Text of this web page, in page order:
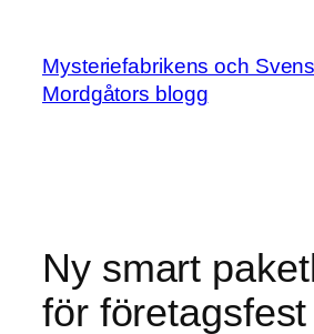
innehåll
Mysteriefabrikens och
Mordgåtors blogg
Ny smart
för